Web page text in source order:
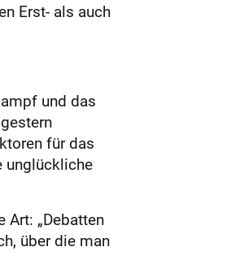
Erst- als auch
und das
für das
unglückliche
Art: „Debatten
über die man